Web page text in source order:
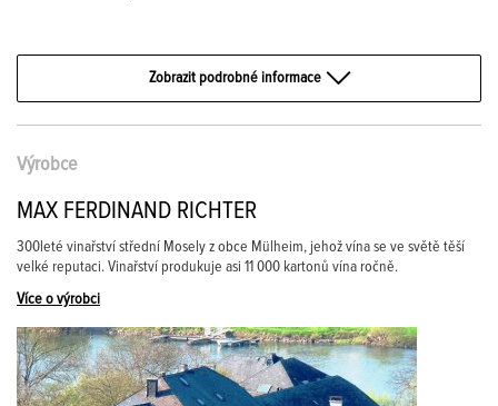
Zobrazit podrobné informace
Výrobce
MAX FERDINAND RICHTER
300leté vinařství střední Mosely z obce Mülheim, jehož vína se ve světě těší
velké reputaci. Vinařství produkuje asi 11 000 kartonů vína ročně.
Více o výrobci